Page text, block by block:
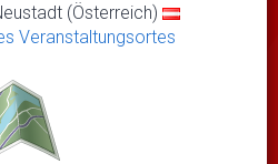
(Österreich)
Veranstaltungsortes